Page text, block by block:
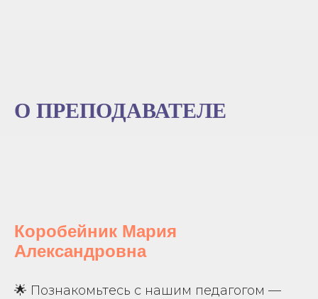
О ПРЕПОДАВАТЕЛЕ
Коробейник Мария
Александровна
🌟 Познакомьтесь с нашим педагогом —